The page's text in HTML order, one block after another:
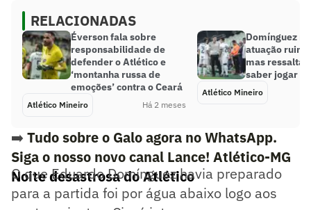
RELACIONADAS
Éverson fala sobre
responsabilidade de
defender o Atlético e
‘montanha russa de
emoções’ contra o Ceará
Atlético Mineiro Há 2 meses
Domínguez
atuação ruim
mas ressalta:
saber jogar
Atlético Mineiro
➡️ Tudo sobre o Galo agora no WhatsApp.
Siga o nosso novo canal Lance! Atlético-MG
Noite desastrosa do Atlético
O que Eduardo Domínguez havia preparado
para a partida foi por água abaixo logo aos